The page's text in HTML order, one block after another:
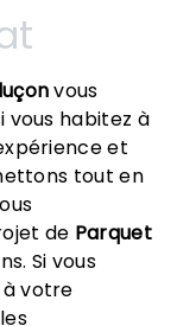
vous
vous habitez à
et
tout en
de Parquet
Si vous
à votre